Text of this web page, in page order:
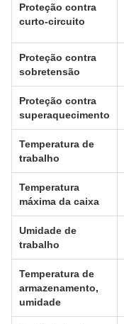
Proteção contra
curto-circuito
Proteção contra
sobretensão
Proteção contra
superaquecimento
Temperatura de
trabalho
Temperatura
máxima da caixa
Umidade de
trabalho
Temperatura de
armazenamento,
umidade